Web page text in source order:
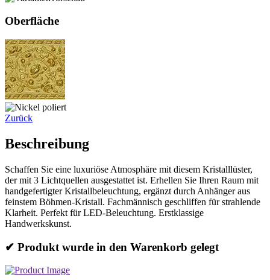
Oberfläche
Zurück
Beschreibung
Schaffen Sie eine luxuriöse Atmosphäre mit diesem Kristalllüster,
der mit 3 Lichtquellen ausgestattet ist. Erhellen Sie Ihren Raum mit
handgefertigter Kristallbeleuchtung, ergänzt durch Anhänger aus
feinstem Böhmen-Kristall. Fachmännisch geschliffen für strahlende
Klarheit. Perfekt für LED-Beleuchtung. Erstklassige
Handwerkskunst.
✔ Produkt wurde in den Warenkorb gelegt